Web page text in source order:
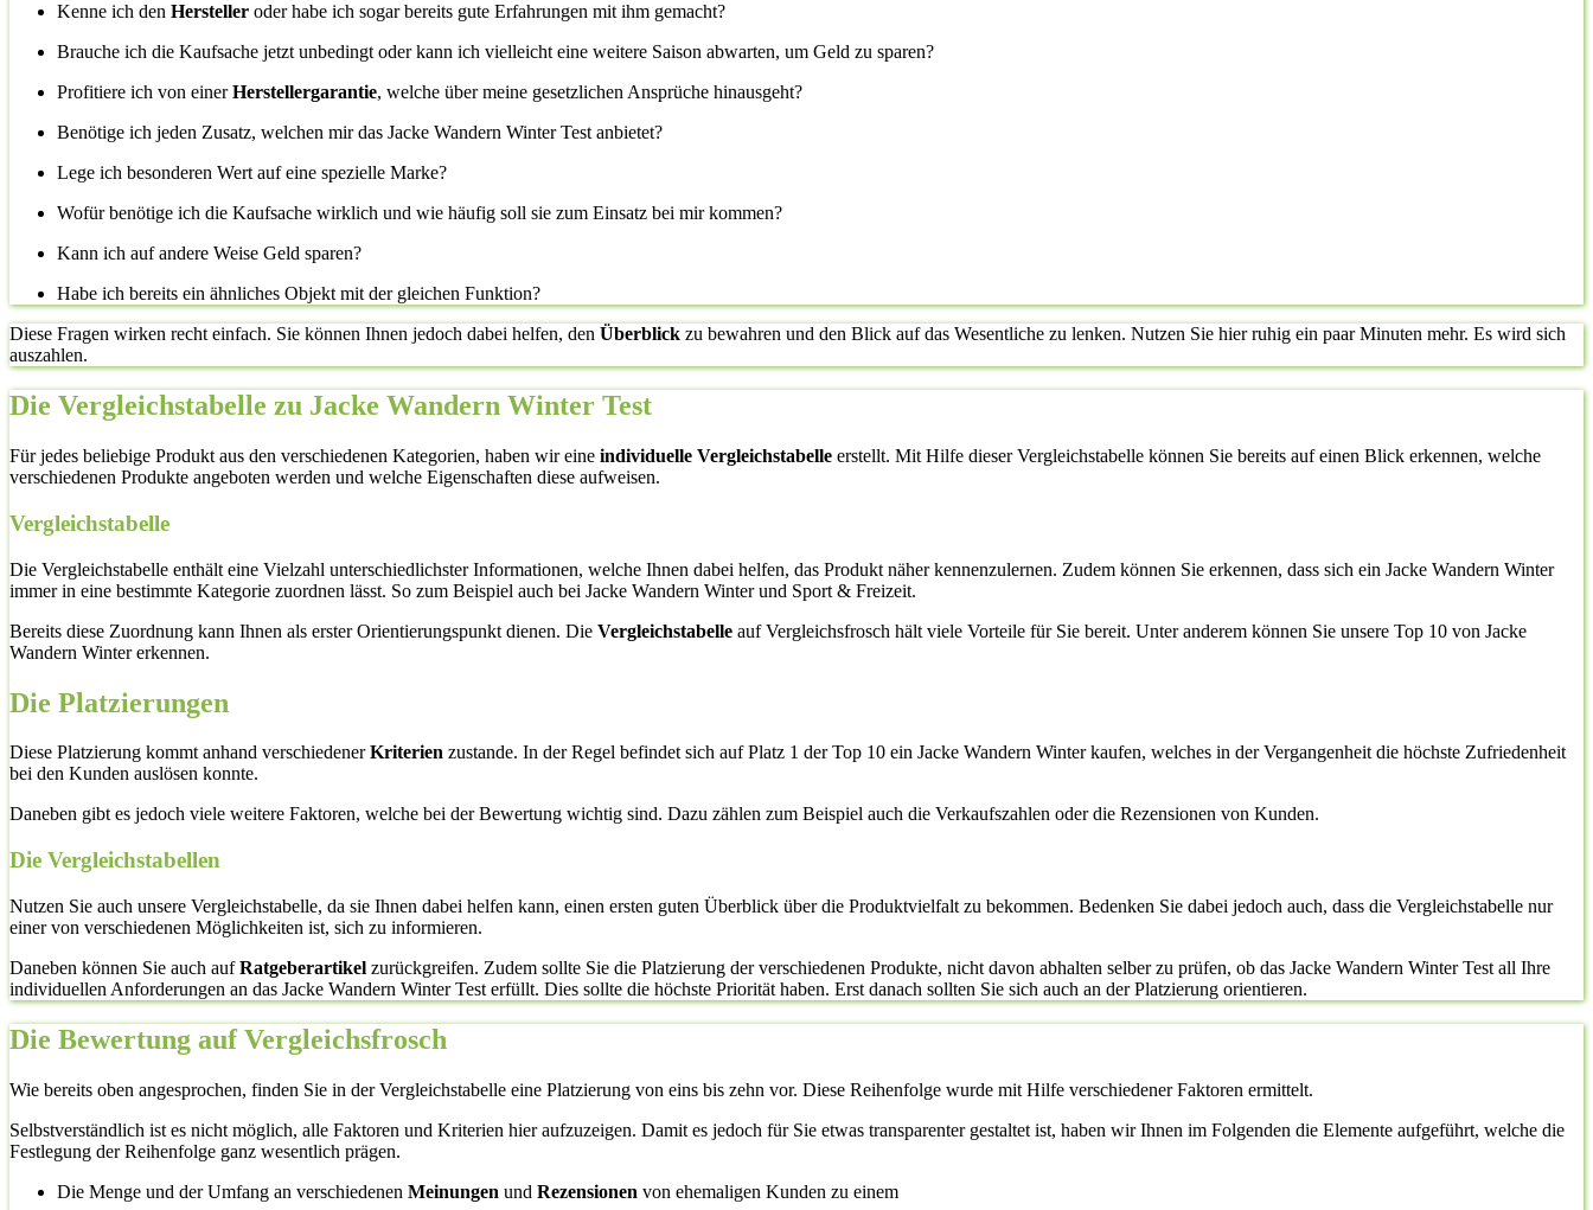
Kenne ich den Hersteller oder habe ich sogar bereits gute Erfahrungen mit ihm gemacht?
Brauche ich die Kaufsache jetzt unbedingt oder kann ich vielleicht eine weitere Saison abwarten, um Geld zu sparen?
Profitiere ich von einerHerstellergarantie, welche über meine gesetzlichen Ansprüche hinausgeht?
Benötige ich jeden Zusatz, welchen mir das Jacke Wandern Winter Test anbietet?
Lege ich besonderen Wert auf eine spezielle Marke?
Wofür benötige ich die Kaufsache wirklich und wie häufig soll sie zum Einsatz bei mir kommen?
Kann ich auf andere Weise Geld sparen?
Habe ich bereits ein ähnliches Objekt mit der gleichen Funktion?
Diese Fragen wirken recht einfach. Sie können Ihnen jedoch dabei helfen, den Überblick zu bewahren und den Blick auf das Wesentliche zu lenken. Nutzen Sie hier ruhig ein paar Minuten mehr. Es wird sich
auszahlen.
Die Vergleichstabelle zu Jacke Wandern Winter Test
Für jedes beliebige Produkt aus den verschiedenen Kategorien, haben wir eine individuelle Vergleichstabelle erstellt. Mit Hilfe dieser Vergleichstabelle können Sie bereits auf einen Blick erkennen, welche
verschiedenen Produkte angeboten werden und welche Eigenschaften diese aufweisen.
Vergleichstabelle
Die Vergleichstabelle enthält eine Vielzahl unterschiedlichster Informationen, welche Ihnen dabei helfen, das Produkt näher kennenzulernen. Zudem können Sie erkennen, dass sich ein Jacke Wandern Winter
immer in eine bestimmte Kategorie zuordnen lässt. So zum Beispiel auch bei Jacke Wandern Winter und Sport & Freizeit.
Bereits diese Zuordnung kann Ihnen als erster Orientierungspunkt dienen. Die Vergleichstabelle auf Vergleichsfrosch hält viele Vorteile für Sie bereit. Unter anderem können Sie unsere Top 10 von Jacke
Wandern Winter erkennen.
Die Platzierungen
Diese Platzierung kommt anhand verschiedenerKriterien zustande. In der Regel befindet sich auf Platz 1 der Top 10 ein Jacke Wandern Winter kaufen, welches in der Vergangenheit die höchste Zufriedenheit
bei den Kunden auslösen konnte.
Daneben gibt es jedoch viele weitere Faktoren, welche bei der Bewertung wichtig sind. Dazu zählen zum Beispiel auch die Verkaufszahlen oder die Rezensionen von Kunden.
Die Vergleichstabellen
Nutzen Sie auch unsere Vergleichstabelle, da sie Ihnen dabei helfen kann, einen ersten guten Überblick über die Produktvielfalt zu bekommen. Bedenken Sie dabei jedoch auch, dass die Vergleichstabelle nur
einer von verschiedenen Möglichkeiten ist, sich zu informieren.
Daneben können Sie auch aufRatgeberartikel zurückgreifen. Zudem sollte Sie die Platzierung der verschiedenen Produkte, nicht davon abhalten selber zu prüfen, ob das Jacke Wandern Winter Test all Ihre
individuellen Anforderungen an das Jacke Wandern Winter Test erfüllt. Dies sollte die höchste Priorität haben. Erst danach sollten Sie sich auch an der Platzierung orientieren.
Die Bewertung auf Vergleichsfrosch
Wie bereits oben angesprochen, finden Sie in der Vergleichstabelle eine Platzierung von eins bis zehn vor. Diese Reihenfolge wurde mit Hilfe verschiedener Faktoren ermittelt.
Selbstverständlich ist es nicht möglich, alle Faktoren und Kriterien hier aufzuzeigen. Damit es jedoch für Sie etwas transparenter gestaltet ist, haben wir Ihnen im Folgenden die Elemente aufgeführt, welche die
Festlegung der Reihenfolge ganz wesentlich prägen.
Die Menge und der Umfang an verschiedenen Meinungen und Rezensionen von ehemaligen Kunden zu einem